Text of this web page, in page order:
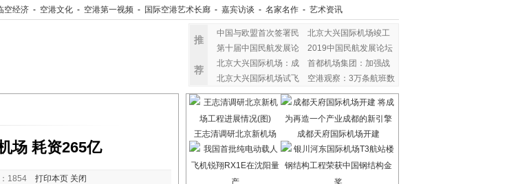
空经济 - 空港文化 - 空港第一视频 - 国际空港艺术长廊 - 嘉宾访谈 - 名家名作 - 艺术资讯
推
荐
中国与欧盟首次签署民
北京大兴国际机场竣工
第十届中国民航发展论
2019中国民航发展论坛
北京大兴国际机场：成
首都机场集团：加强战
北京大兴国际机场试飞
空港观察：3万条航班数
场 耗资265亿
1854 打印本页 关闭
王志清调研北京新机场 成都天府国际机场开建